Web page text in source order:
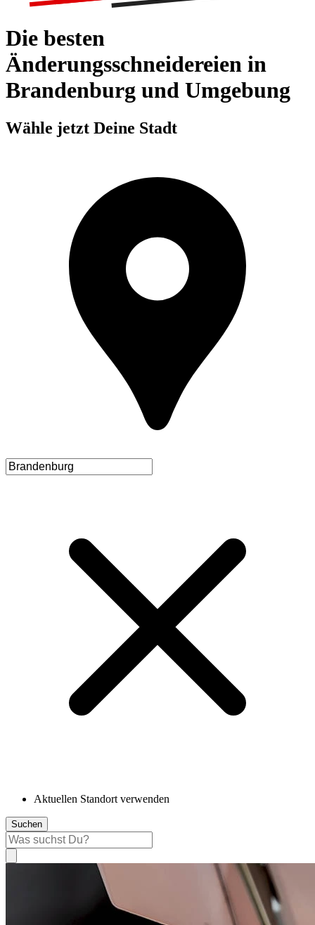
Die besten
Änderungsschneidereien in
Brandenburg und Umgebung
Wähle jetzt Deine Stadt
Aktuellen Standort verwenden
Suchen